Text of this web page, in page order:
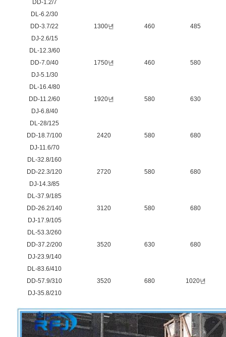
DD-1.2/7
DL-6.2/30
1300년
460 485
DD-3.7/22
DJ-2.6/15
DL-12.3/60
1750년
460 580
DD-7.0/40
DJ-5.1/30
DL-16.4/80
1920년
580 630
DD-11.2/60
DJ-6.8/40
DL-28/125
2420
580 680
DD-18.7/100
DJ-11.6/70
DL-32.8/160
2720
580 680
DD-22.3/120
DJ-14.3/85
DL-37.9/185
3120
580 680
DD-26.2/140
DJ-17.9/105
DL-53.3/260
3520
630 680
DD-37.2/200
DJ-23.9/140
DL-83.6/410
3520
680 1020년
DD-57.9/310
DJ-35.8/210